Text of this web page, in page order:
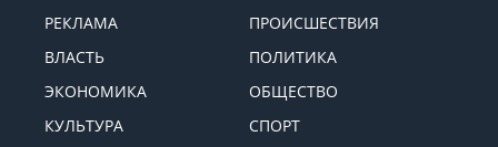
РЕКЛАМА
ПРОИСШЕСТВИЯ
ВЛАСТЬ
ПОЛИТИКА
ЭКОНОМИКА
ОБЩЕСТВО
КУЛЬТУРА
СПОРТ